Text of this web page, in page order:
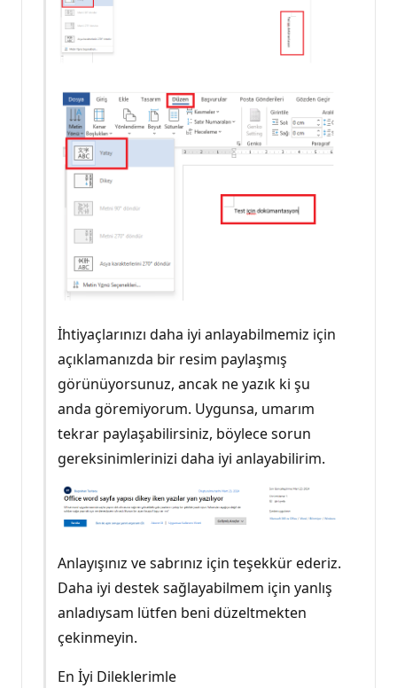
İhtiyaçlarınızı daha iyi anlayabilmemiz için
açıklamanızda bir resim paylaşmış
görünüyorsunuz, ancak ne yazık ki şu
anda göremiyorum. Uygunsa, umarım
tekrar paylaşabilirsiniz, böylece sorun
gereksinimlerinizi daha iyi anlayabilirim.
Anlayışınız ve sabrınız için teşekkür ederiz.
Daha iyi destek sağlayabilmem için yanlış
anladıysam lütfen beni düzeltmekten
çekinmeyin.
En İyi Dileklerimle